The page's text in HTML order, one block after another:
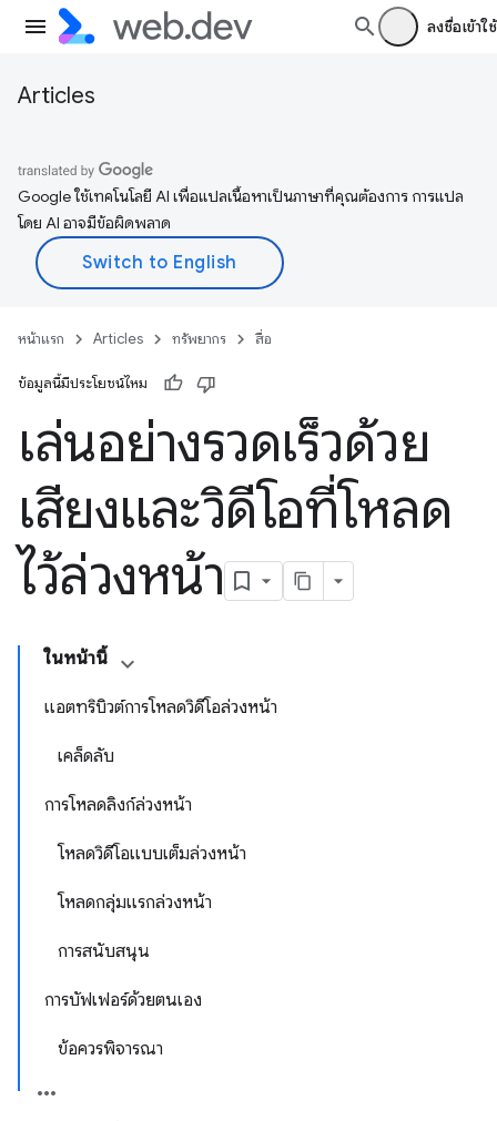
ลงชื่อเข้าใช้
Articles
Google ใช้เทคโนโลยี AI เพื่อแปลเนื้อหาเป็นภาษาที่คุณต้องการ การแปล
โดย AI อาจมีข้อผิดพลาด
หน้าแรก Articles ทรัพยากร สื่อ
ข้อมูลนี้มีประโยชน์ไหม
เล่นอย่างรวดเร็วด้วย
เสียงและวิดีโอที่โหลด
ไว้ล่วงหน้า
ในหน้านี้
แอตทริบิวต์การโหลดวิดีโอล่วงหน้า
เคล็ดลับ
การโหลดลิงก์ล่วงหน้า
โหลดวิดีโอแบบเต็มล่วงหน้า
โหลดกลุ่มแรกล่วงหน้า
การสนับสนุน
การบัฟเฟอร์ด้วยตนเอง
ข้อควรพิจารณา